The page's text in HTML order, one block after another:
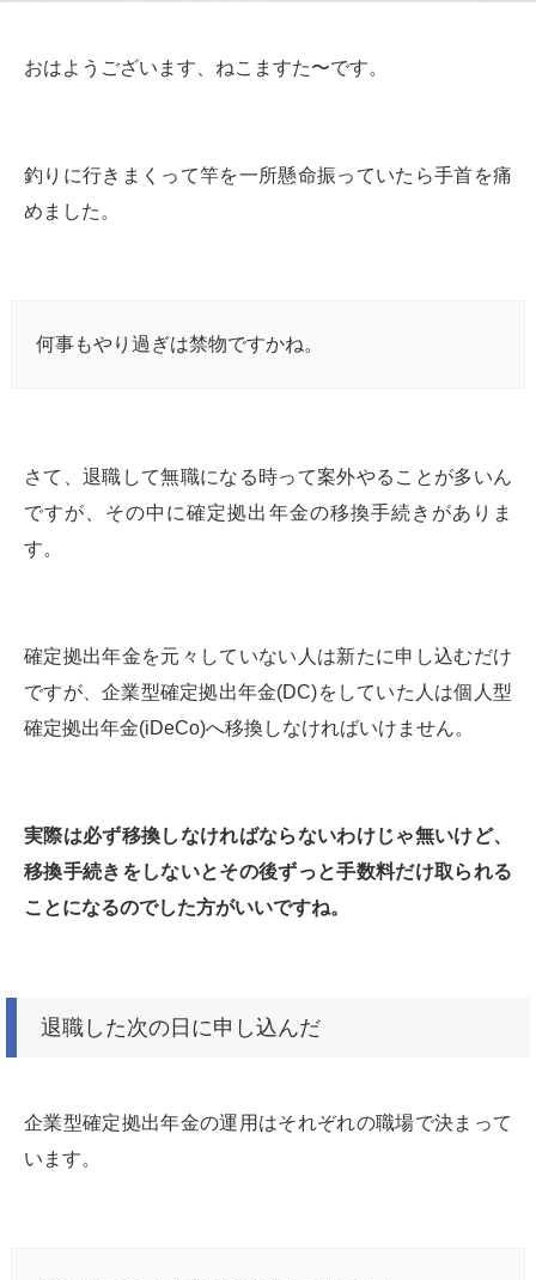
おはようございます、ねこますた〜です。
釣りに行きまくって竿を一所懸命振っていたら手首を痛
めました。
何事もやり過ぎは禁物ですかね。
さて、退職して無職になる時って案外やることが多いん
ですが、その中に確定拠出年金の移換手続きがありま
す。
確定拠出年金を元々していない人は新たに申し込むだけ
ですが、企業型確定拠出年金(DC)をしていた人は個人型
確定拠出年金(iDeCo)へ移換しなければいけません。
実際は必ず移換しなければならないわけじゃ無いけど、
移換手続きをしないとその後ずっと手数料だけ取られる
ことになるのでした方がいいですね。
退職した次の日に申し込んだ
企業型確定拠出年金の運用はそれぞれの職場で決まって
います。